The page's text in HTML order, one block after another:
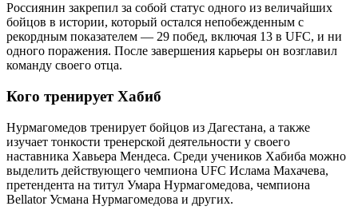
Россиянин закрепил за собой статус одного из величайших
бойцов в истории, который остался непобежденным с
рекордным показателем — 29 побед, включая 13 в UFC, и ни
одного поражения. После завершения карьеры он возглавил
команду своего отца.
Кого тренирует Хабиб
Нурмагомедов тренирует бойцов из Дагестана, а также
изучает тонкости тренерской деятельности у своего
наставника Хавьера Мендеса. Среди учеников Хабиба можно
выделить действующего чемпиона UFC Ислама Махачева,
претендента на титул Умара Нурмагомедова, чемпиона
Bellator Усмана Нурмагомедова и других.